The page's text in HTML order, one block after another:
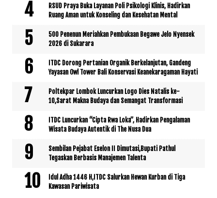
RSUD Praya Buka Layanan Poli Psikologi Klinis, Hadirkan
Ruang Aman untuk Konseling dan Kesehatan Mental
500 Penenun Meriahkan Pembukaan Begawe Jelo Nyensek
2026 di Sukarara
ITDC Dorong Pertanian Organik Berkelanjutan, Gandeng
Yayasan Owl Tower Bali Konservasi Keanekaragaman Hayati
Poltekpar Lombok Luncurkan Logo Dies Natalis ke-
10,Sarat Makna Budaya dan Semangat Transformasi
ITDC Luncurkan “Cipta Rwa Loka”, Hadirkan Pengalaman
Wisata Budaya Autentik di The Nusa Dua
Sembilan Pejabat Eselon II Dimutasi,Bupati Pathul
Tegaskan Berbasis Manajemen Talenta
Idul Adha 1446 H,ITDC Salurkan Hewan Kurban di Tiga
Kawasan Pariwisata